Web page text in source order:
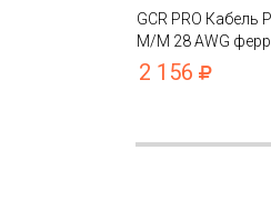
GCR PRO Кабель
M/M 28 AWG
фольга/оплетка
2 156